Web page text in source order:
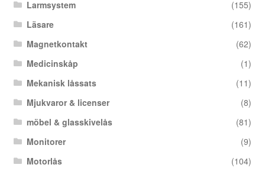
Larmsystem
(155)
Läsare
(161)
Magnetkontakt
(62)
Medicinskåp
(1)
Mekanisk låssats
(11)
Mjukvaror & licenser
(8)
möbel & glasskivelås
(81)
Monitorer
(9)
Motorlås
(104)